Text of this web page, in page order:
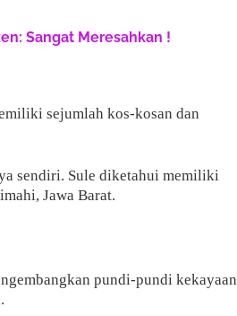
Sangat Meresahkan !
sejumlah kos-kosan dan
sendiri. Sule diketahui memiliki
Jawa Barat.
pundi-pundi kekayaan